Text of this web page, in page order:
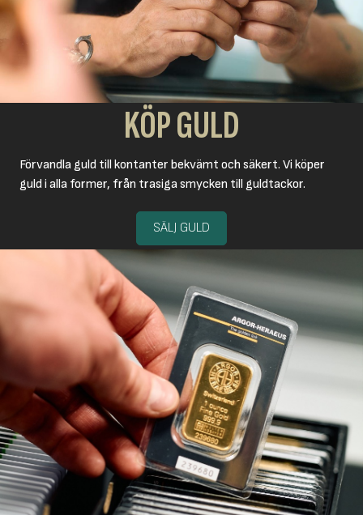
KÖP GULD
Förvandla guld till kontanter bekvämt och säkert. Vi köper
guld i alla former, från trasiga smycken till guldtackor.
SÄLJ GULD